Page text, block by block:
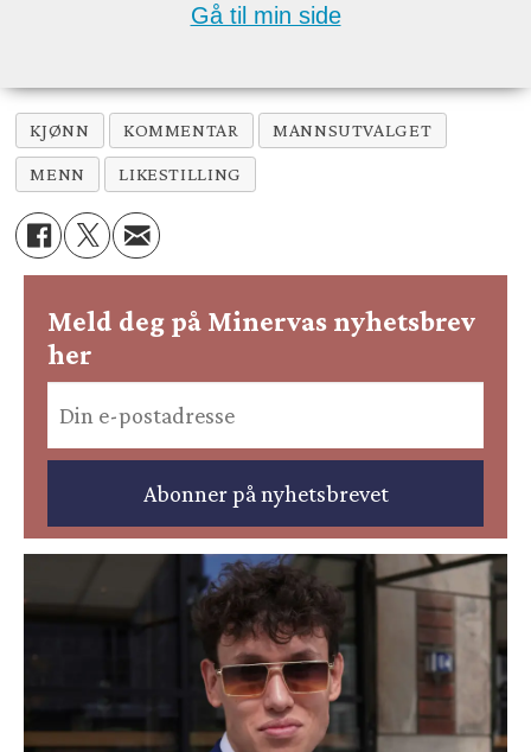
Gå til min side
KJØNN KOMMENTAR MANNSUTVALGET
MENN LIKESTILLING
Meld deg på Minervas nyhetsbrev
her